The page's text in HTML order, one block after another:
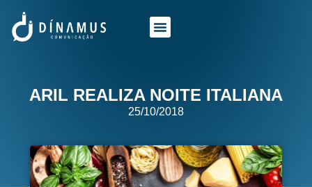
ARIL REALIZA NOITE ITALIANA
25/10/2018